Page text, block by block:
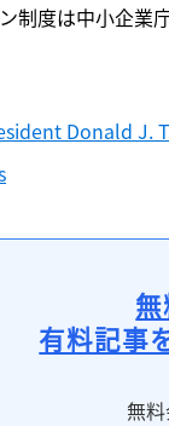
制度は中小企
Donald J.
有料記事
無